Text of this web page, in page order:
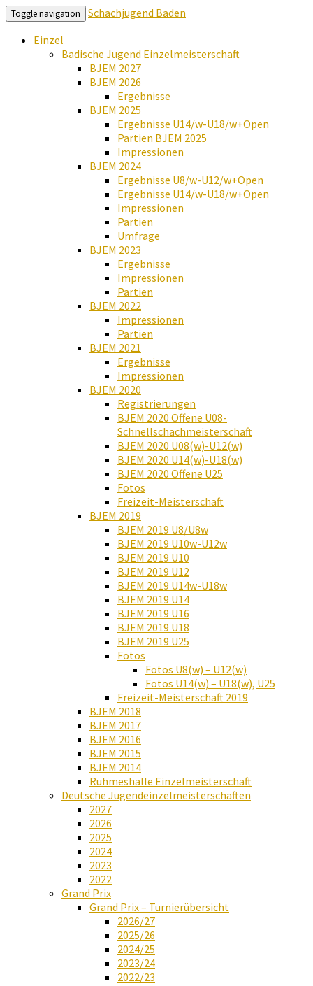
Toggle navigation
Schachjugend Baden
Einzel
Badische Jugend Einzelmeisterschaft
BJEM 2027
BJEM 2026
Ergebnisse
BJEM 2025
Ergebnisse U14/w-U18/w+Open
Partien BJEM 2025
Impressionen
BJEM 2024
Ergebnisse U8/w-U12/w+Open
Ergebnisse U14/w-U18/w+Open
Impressionen
Partien
Umfrage
BJEM 2023
Ergebnisse
Impressionen
Partien
BJEM 2022
Impressionen
Partien
BJEM 2021
Ergebnisse
Impressionen
BJEM 2020
Registrierungen
BJEM 2020 Offene U08-
Schnellschachmeisterschaft
BJEM 2020 U08(w)-U12(w)
BJEM 2020 U14(w)-U18(w)
BJEM 2020 Offene U25
Fotos
Freizeit-Meisterschaft
BJEM 2019
BJEM 2019 U8/U8w
BJEM 2019 U10w-U12w
BJEM 2019 U10
BJEM 2019 U12
BJEM 2019 U14w-U18w
BJEM 2019 U14
BJEM 2019 U16
BJEM 2019 U18
BJEM 2019 U25
Fotos
Fotos U8(w) – U12(w)
Fotos U14(w) – U18(w), U25
Freizeit-Meisterschaft 2019
BJEM 2018
BJEM 2017
BJEM 2016
BJEM 2015
BJEM 2014
Ruhmeshalle Einzelmeisterschaft
Deutsche Jugendeinzelmeisterschaften
2027
2026
2025
2024
2023
2022
Grand Prix
Grand Prix – Turnierübersicht
2026/27
2025/26
2024/25
2023/24
2022/23